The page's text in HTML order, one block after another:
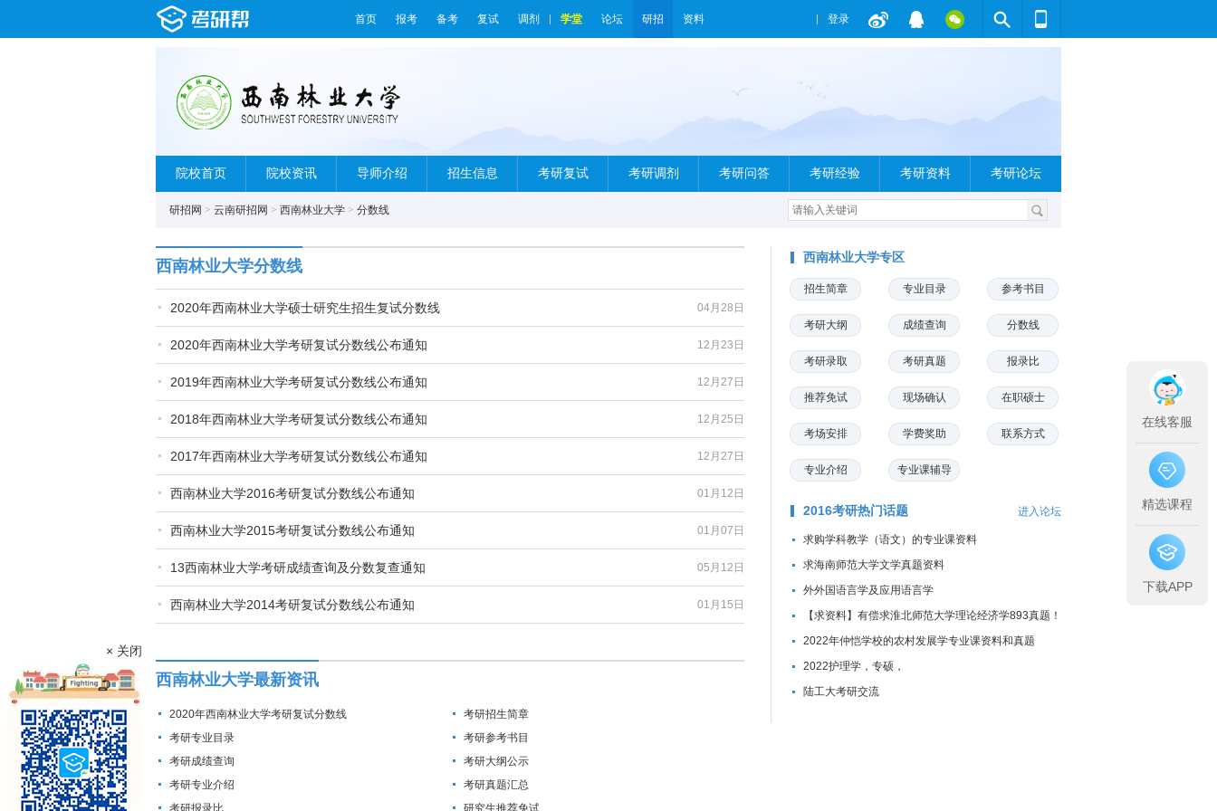
首页 报考 备考 复试 调剂 学堂 论坛 研招 资料 登录
院校首页 院校资讯 导师介绍 招生信息 考研复试 考研调剂 考研问答 考研经验 考研资料 考研论坛
研招网 > 云南研招网 > 西南林业大学 > 分数线
西南林业大学分数线
04月28日
2020年西南林业大学硕士研究生招生复试分数线
12月23日
2020年西南林业大学考研复试分数线公布通知
12月27日
2019年西南林业大学考研复试分数线公布通知
12月25日
2018年西南林业大学考研复试分数线公布通知
12月27日
2017年西南林业大学考研复试分数线公布通知
01月12日
西南林业大学2016考研复试分数线公布通知
01月07日
西南林业大学2015考研复试分数线公布通知
05月12日
13西南林业大学考研成绩查询及分数复查通知
01月15日
西南林业大学2014考研复试分数线公布通知
西南林业大学最新资讯
2020年西南林业大学考研复试分数线
考研招生简章
考研专业目录
考研参考书目
考研成绩查询
考研大纲公示
考研专业介绍
考研真题汇总
考研报录比
研究生推荐免试
西南林业大学专区
招生简章 专业目录 参考书目
考研大纲 成绩查询 分数线
考研录取 考研真题 报录比
推荐免试 现场确认 在职硕士
考场安排 学费奖助 联系方式
专业介绍 专业课辅导
2016考研热门话题 进入论坛
求购学科教学（语文）的专业课资料
求海南师范大学文学真题资料
外外国语言学及应用语言学
【求资料】有偿求淮北师范大学理论经济学893真题！
2022年仲恺学校的农村发展学专业课资料和真题
2022护理学，专硕，
陆工大考研交流
× 关闭
在线客服
精选课程
下载APP